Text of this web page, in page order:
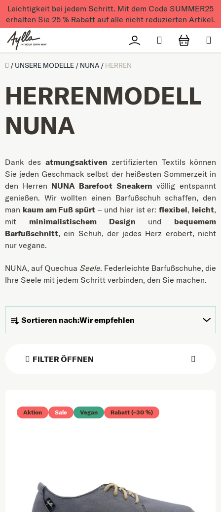
Zum Inhalt springen
Leichtigkeit bei jedem Schritt. Mit dem Code SUMMER25
erhalten Sie 25 % Rabatt auf alle nicht reduzierten Artikel.
Přihlášení
Suchen
Úvod
/ UNSERE MODELLE / NUNA / HERREN
HERRENMODELL
NUNA
Dank des atmungsaktiven zertifizierten Textils können
Sie jeden Geschmack selbst der heißesten Sommerzeit in
den Herren NUNA Barefoot Sneakern völlig entspannt
genießen. Wir wollten einen Barfußschuh schaffen, den
man kaum am Fuß spürt – und hier ist er:flexibel, leicht,
mit minimalistischem Design und bequemem
Barfußschnitt, ein Schuh, der jedes Herz erobert, nicht
nur vegane.
NUNA, auf Quechua Seele. Federleichte Barfußschuhe, die
Ihre Seele mit jedem Schritt verbinden, den Sie machen.
Sortieren nach:Wir empfehlen
FILTER ÖFFNEN
Aktion Sale Vegan Rabatt (–30 %)